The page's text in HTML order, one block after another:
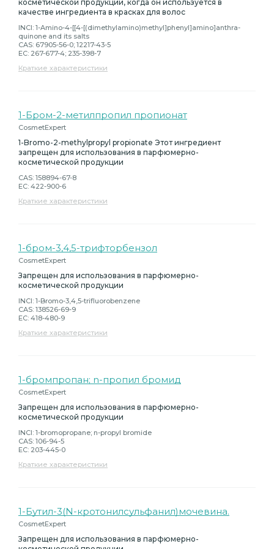
косметической продукции, когда он используется в
качестве ингредиента в красках для волос
INCI: 1-Amino-4-[[4-[(dimethylamino)methyl]phenyl]amino]anthra-
quinone and its salts
CAS: 67905-56-0; 12217-43-5
EC: 267-677-4; 235-398-7
Краткие характеристики
1-Бром-2-метилпропил пропионат
CosmetExpert
1-Bromo-2-methylpropyl propionate Этот ингредиент
запрещен для использования в парфюмерно-
косметической продукции
CAS: 158894-67-8
EC: 422-900-6
Краткие характеристики
1-бром-3,4,5-трифторбензол
CosmetExpert
Запрещен для использования в парфюмерно-
косметической продукции
INCI: 1-Bromo-3,4,5-trifluorobenzene
CAS: 138526-69-9
EC: 418-480-9
Краткие характеристики
1-бромпропан; n-пропил бромид
CosmetExpert
Запрещен для использования в парфюмерно-
косметической продукции
INCI: 1-bromopropane; n-propyl bromide
CAS: 106-94-5
EC: 203-445-0
Краткие характеристики
1-Бутил-3(N-кротонилсульфанил)мочевина.
CosmetExpert
Запрещен для использования в парфюмерно-